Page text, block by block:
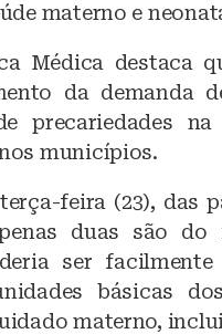
materno e
Médica destaca
da demanda
precariedades
municípios.
feira (23), das
duas são
ser
básicas
materno,